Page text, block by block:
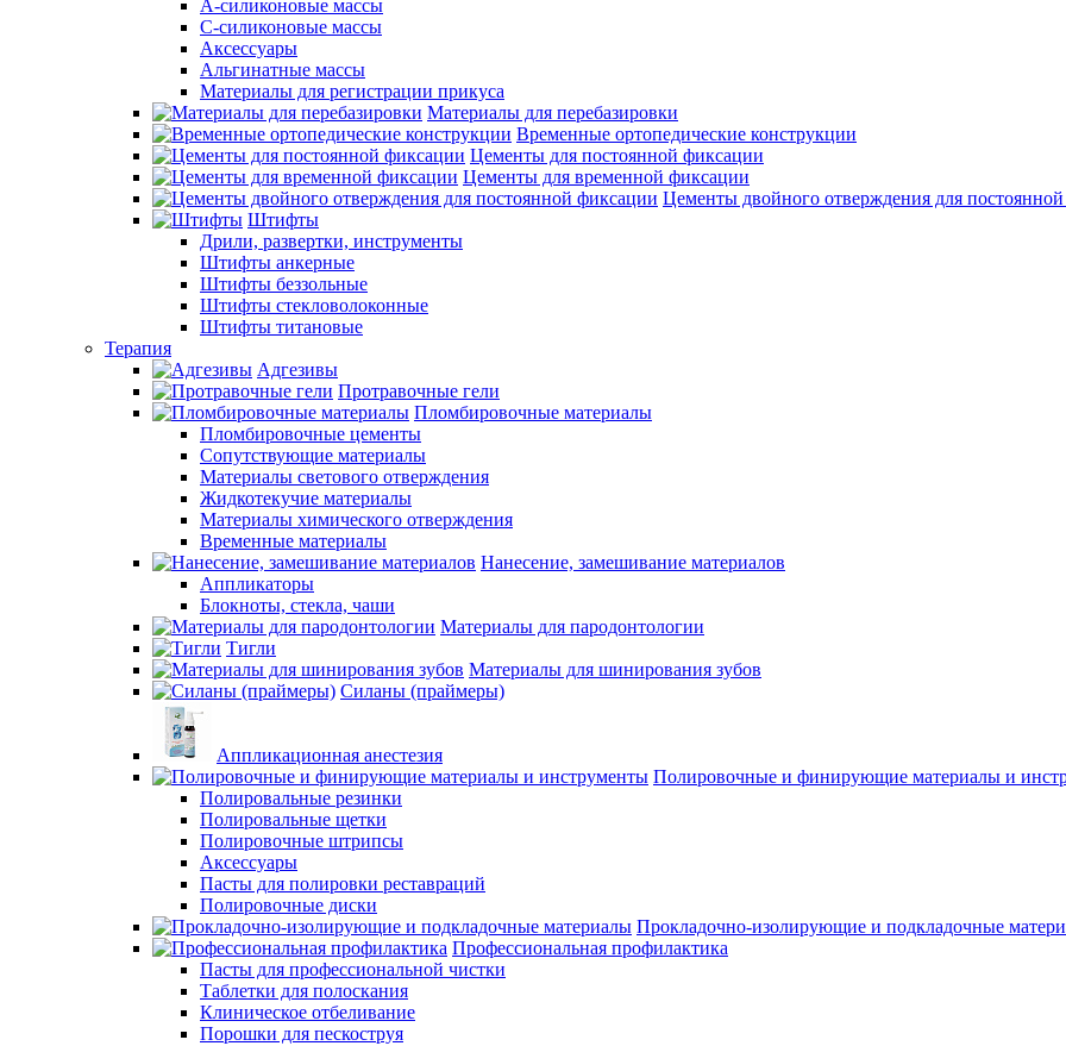
А-силиконовые массы
С-силиконовые массы
Аксессуары
Альгинатные массы
Материалы для регистрации прикуса
Материалы для перебазировки
Временные ортопедические конструкции
Цементы для постоянной фиксации
Цементы для временной фиксации
Цементы двойного отверждения для
Штифты
Дрили, развертки, инструменты
Штифты анкерные
Штифты беззольные
Штифты стекловолоконные
Штифты титановые
Терапия
Адгезивы
Протравочные гели
Пломбировочные материалы
Пломбировочные цементы
Сопутствующие материалы
Материалы светового отверждения
Жидкотекучие материалы
Материалы химического отверждения
Временные материалы
Нанесение, замешивание материалов
Аппликаторы
Блокноты, стекла, чаши
Материалы для пародонтологии
Тигли
Материалы для шинирования зубов
Силаны (праймеры)
Аппликационная анестезия
Полировочные и финирующие материалы и
Полировальные резинки
Полировальные щетки
Полировочные штрипсы
Аксессуары
Пасты для полировки реставраций
Полировочные диски
Прокладочно-изолирующие и подкладочные
Профессиональная профилактика
Пасты для профессиональной чистки
Таблетки для полоскания
Клиническое отбеливание
Порошки для пескоструя